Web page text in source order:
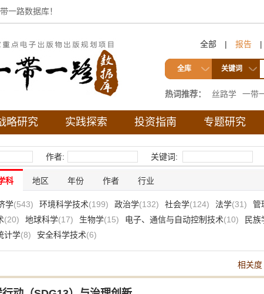
一路数据库！
全部 | 报告 |
全库 关键词
热词推荐： 丝路学 一带
互联互通
略研究 实践探索 投资指南 专题研究
作者: 关键词:
科 地区 年份 作者 行业
学(543) 环境科学技术(199) 政治学(132) 社会学(124) 法学(31) 管
(20) 地球科学(17) 生物学(15) 电子、通信与自动控制技术(10) 民族
计学(8) 安全科学技术(6)
相关度